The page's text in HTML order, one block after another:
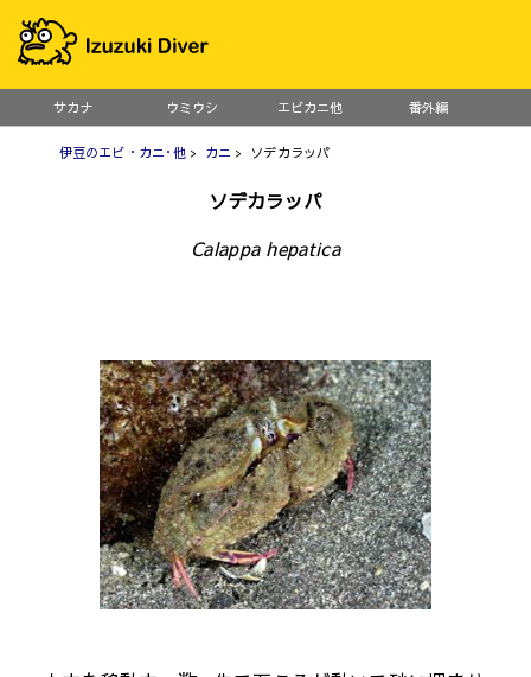
サカナ ウミウシ エビカニ他 番外編
伊豆のエビ・カニ･他> カニ > ソデカラッパ
ソデカラッパ
Calappa hepatica